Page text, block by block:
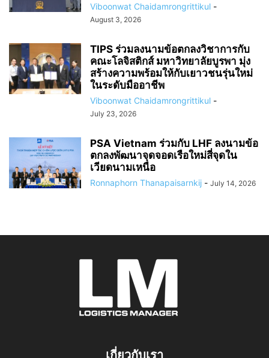
Viboonwat Chaidamrongrittikul -
August 3, 2026
TIPS ร่วมลงนามข้อตกลงวิชาการกับ
คณะโลจิสติกส์ มหาวิทยาลัยบูรพา มุ่ง
สร้างความพร้อมให้กับเยาวชนรุ่นใหม่
ในระดับมืออาชีพ
Viboonwat Chaidamrongrittikul -
July 23, 2026
PSA Vietnam ร่วมกับ LHF ลงนามข้อ
ตกลงพัฒนาจุดจอดเรือใหม่สี่จุดใน
เวียดนามเหนือ
Ronnaphorn Thanapaisarnkij - July 14, 2026